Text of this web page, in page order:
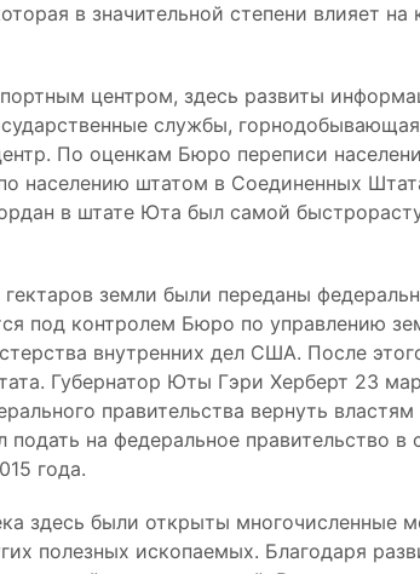
в значительной степени влияет на
центром, здесь развиты
службы,
По оценкам Бюро переписи
населению штатом в Соединенных
в штате Юта был самой
земли были переданы
под контролем Бюро по управлению
внутренних дел США. После
Губернатор Юты Гэри Херберт 23
правительства вернуть
на федеральное правительство в
года.
здесь были открыты многочисленные
полезных ископаемых. Благодаря